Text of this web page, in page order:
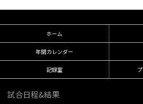
ホーム
年間カレンダー
記録室
試合日程&結果